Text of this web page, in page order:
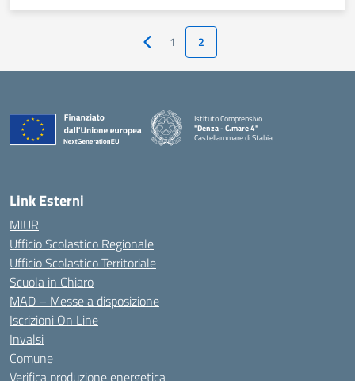
Pagina precedente
1 2
Istituto Comprensivo
"Denza - C.mare 4"
Castellammare di Stabia
Link Esterni
MIUR
Ufficio Scolastico Regionale
Ufficio Scolastico Territoriale
Scuola in Chiaro
MAD – Messe a disposizione
Iscrizioni On Line
Invalsi
Comune
Verifica produzione energetica